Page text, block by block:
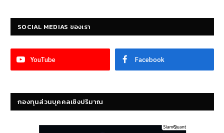
SOCIAL MEDIAS ของเรา
YouTube Facebook
กองทุนส่วนบุคคลเชิงปริมาณ